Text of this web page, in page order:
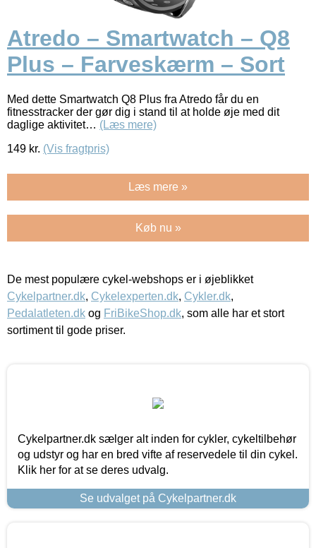
Atredo – Smartwatch – Q8
Plus – Farveskærm – Sort
Med dette Smartwatch Q8 Plus fra Atredo får du en
fitnesstracker der gør dig i stand til at holde øje med dit
daglige aktivitet… (Læs mere)
149 kr. (Vis fragtpris)
Læs mere »
Køb nu »
De mest populære cykel-webshops er i øjeblikket
Cykelpartner.dk, Cykelexperten.dk, Cykler.dk,
Pedalatleten.dk og FriBikeShop.dk, som alle har et stort
sortiment til gode priser.
Cykelpartner.dk sælger alt inden for cykler, cykeltilbehør
og udstyr og har en bred vifte af reservedele til din cykel.
Klik her for at se deres udvalg.
Se udvalget på Cykelpartner.dk